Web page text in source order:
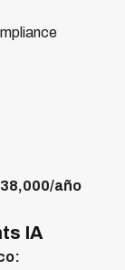
año
IA